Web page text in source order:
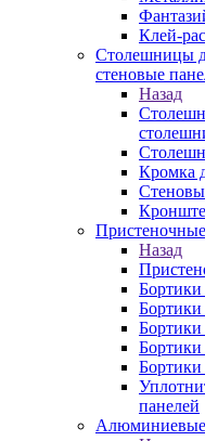
Клей-
Столешницы
стеновые
Назад
Кромка
Назад
Бортики
Бортики
Бортики
панелей
Алюминиевые